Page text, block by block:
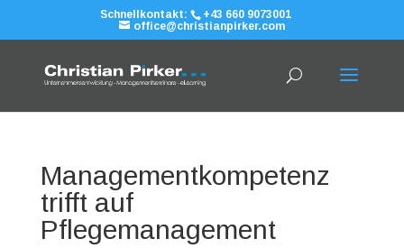
Schnellkontakt:
+43 660 9073001
office@christianpirker.com
Managementkompetenz
trifft auf
Pflegemanagement